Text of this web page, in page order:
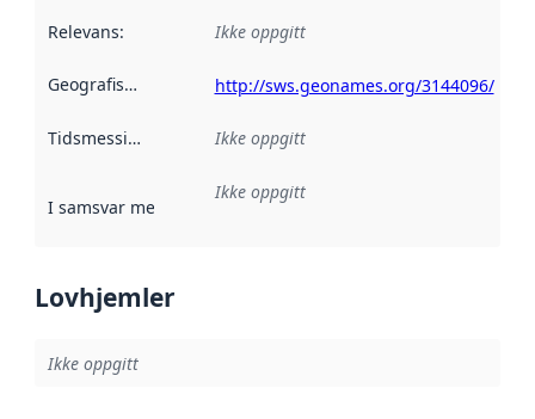
Relevans: Ikke oppgitt
Geografisk avgrensning :
http://sws.geonames.org/3144096/
Tidsmessig avgrensning :
Ikke oppgitt
I samsvar med Referanse til en implementasjonsregel
Ikke oppgitt
Lovhjemler
Ikke oppgitt